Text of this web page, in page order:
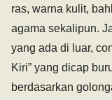
ras, warna kulit,
agama sekalipun.
yang ada di luar,
Kiri” yang dicap
berdasarkan